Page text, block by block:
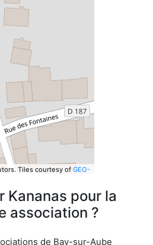
Tiles courtesy of GEO-
Kananas pour la
association ?
de Bay-sur-Aube